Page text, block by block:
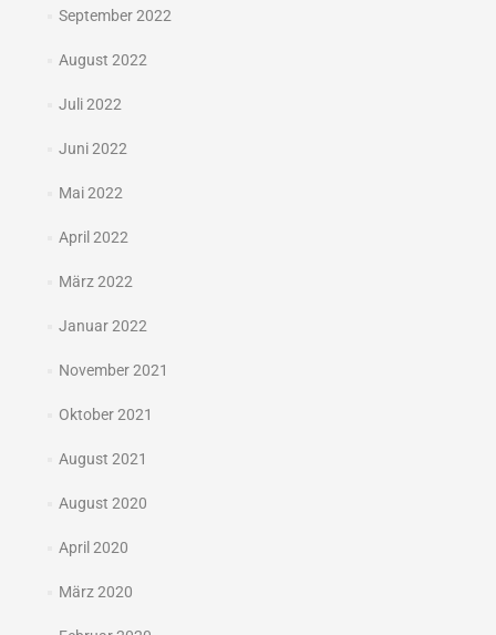
September 2022
August 2022
Juli 2022
Juni 2022
Mai 2022
April 2022
März 2022
Januar 2022
November 2021
Oktober 2021
August 2021
August 2020
April 2020
März 2020